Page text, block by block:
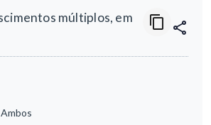
múltiplos, em
Ambos